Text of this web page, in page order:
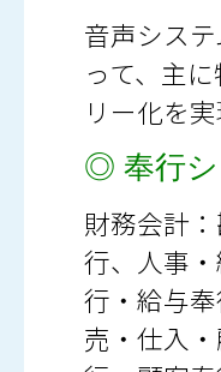
音声シス
って、主
リー化を実
◎ 奉行
財務会計
行、人事
行・給与
売・仕入